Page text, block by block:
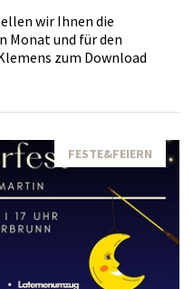
wir Ihnen die
Monat und für den
zum Download
FESTE&FEIERN